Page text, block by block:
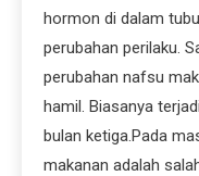
hormon di dalam
perubahan perilaku.
perubahan nafsu
hamil. Biasanya
bulan ketiga.Pada
makanan adalah